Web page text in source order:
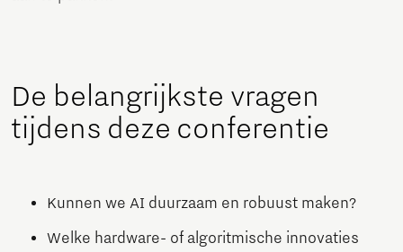
De belangrijkste vragen
tijdens deze conferentie
Kunnen we AI duurzaam en robuust maken?
Welke hardware- of algoritmische innovaties